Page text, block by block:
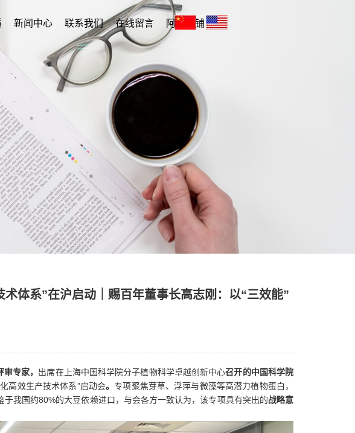
新闻中心 联系我们 在线留言 阿里店铺
体系”在沪启动｜赐百年董事长高志刚：以“三效能”
审专家， 出席在上海中国科学院分子植物科学卓越创新中心召开的中国科学院
高效生产技术体系”启动会。专项聚焦芽草、浮萍与微藻等高潜力植物蛋白，
于我国约80%的大豆依赖进口，与会各方一致认为，该专项具有突出的战略意